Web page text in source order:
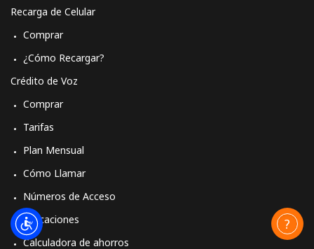
Recarga de Celular
Comprar
¿Cómo Recargar?
Crédito de Voz
Comprar
Tarifas
Plan Mensual
Cómo Llamar
Números de Acceso
Aplicaciones
Calculadora de ahorros